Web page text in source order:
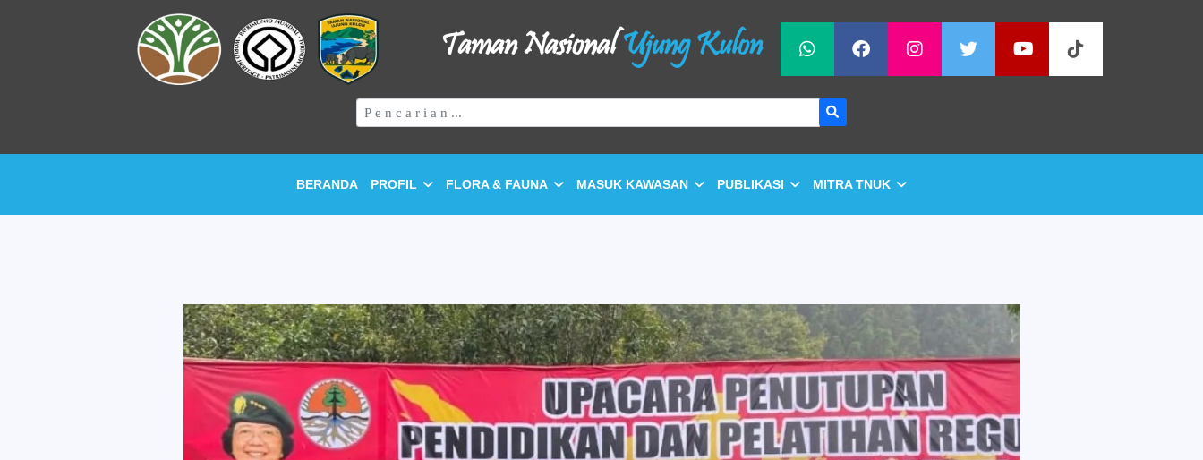
Taman NasionalUjung Kulon
BERANDA PROFIL FLORA & FAUNA MASUK KAWASAN PUBLIKASI MITRA TNUK